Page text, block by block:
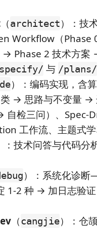
（architect）：技
Workflow（Phase
→ Phase 2 技术方案
与 /plans/
）：编码实现，含
→ 思路与不变量
自检三问）、Spec-
工作流、主题式
：技术问答与代码分
）：系统化诊
1-2 种 → 加日志验
（cangjie）：仓